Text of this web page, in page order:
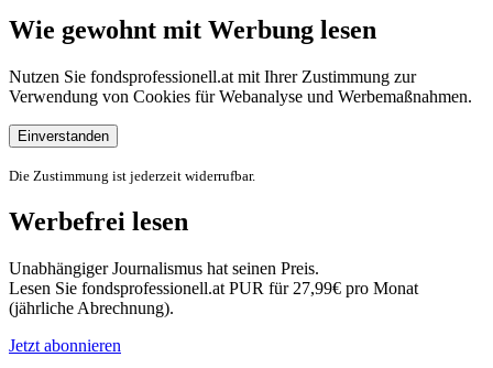
Wie gewohnt mit Werbung lesen
Nutzen Sie fondsprofessionell.at mit Ihrer Zustimmung zur
Verwendung von Cookies für Webanalyse und Werbemaßnahmen.
Einverstanden
Die Zustimmung ist jederzeit widerrufbar.
Werbefrei lesen
Unabhängiger Journalismus hat seinen Preis.
Lesen Sie fondsprofessionell.at PUR für 27,99€ pro Monat
(jährliche Abrechnung).
Jetzt abonnieren